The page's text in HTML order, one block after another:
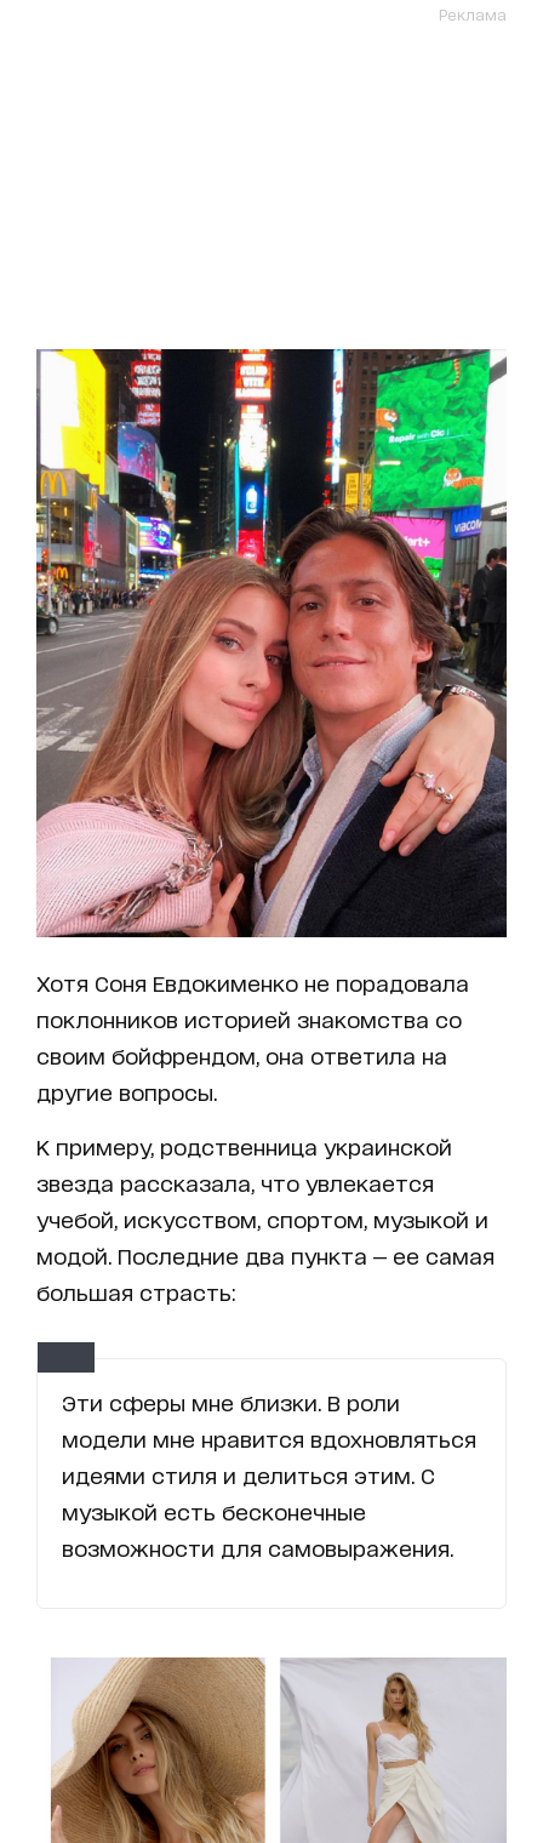
Реклама
Хотя Соня Евдокименко не порадовала
поклонников историей знакомства со
своим бойфрендом, она ответила на
другие вопросы.
К примеру, родственница украинской
звезда рассказала, что увлекается
учебой, искусством, спортом, музыкой и
модой. Последние два пункта — ее самая
большая страсть:
Эти сферы мне близки. В роли
модели мне нравится вдохновляться
идеями стиля и делиться этим. С
музыкой есть бесконечные
возможности для самовыражения.